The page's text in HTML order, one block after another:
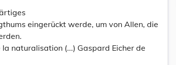
eingerückt werde, um von Allen, die
naturalisation (...) Gaspard Eicher de